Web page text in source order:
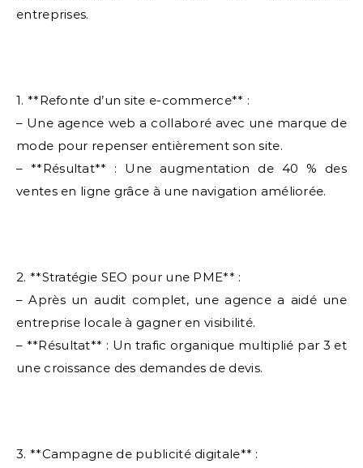
entreprises.
1. **Refonte d’un site e-commerce** :
– Une agence web a collaboré avec une marque de
mode pour repenser entièrement son site.
– **Résultat** : Une augmentation de 40 % des
ventes en ligne grâce à une navigation améliorée.
2. **Stratégie SEO pour une PME** :
– Après un audit complet, une agence a aidé une
entreprise locale à gagner en visibilité.
– **Résultat** : Un trafic organique multiplié par 3 et
une croissance des demandes de devis.
3. **Campagne de publicité digitale** :